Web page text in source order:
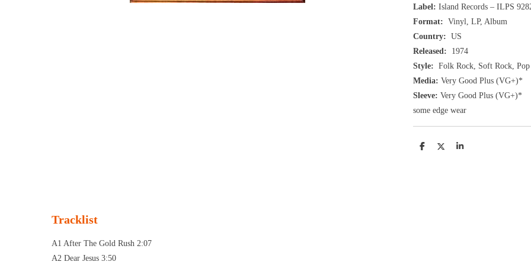
Label: Island Records ‎– ILPS
Format: Vinyl, LP, Album
Country: US
Released: 1974
Style: Folk Rock, Soft Rock,
Media: Very Good Plus (VG+)*
Sleeve: Very Good Plus (VG+)*
some edge wear
D
D
S
Tracklist
A1 After The Gold Rush 2:07
A2 Dear Jesus 3:50